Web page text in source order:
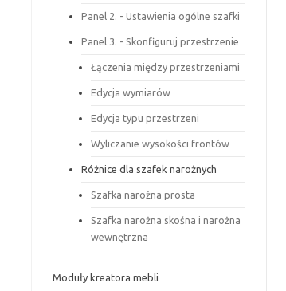
Panel 2. - Ustawienia ogólne szafki
Panel 3. - Skonfiguruj przestrzenie
Łączenia między przestrzeniami
Edycja wymiarów
Edycja typu przestrzeni
Wyliczanie wysokości frontów
Różnice dla szafek narożnych
Szafka narożna prosta
Szafka narożna skośna i narożna
wewnętrzna
Moduły kreatora mebli